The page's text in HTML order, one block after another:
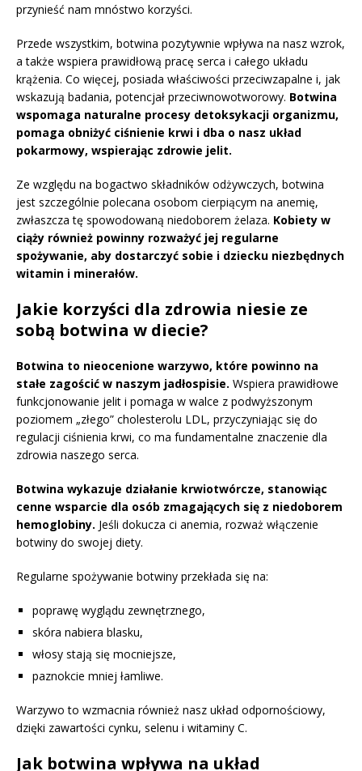
przynieść nam mnóstwo korzyści.
Przede wszystkim, botwina pozytywnie wpływa na nasz wzrok,
a także wspiera prawidłową pracę serca i całego układu
krążenia. Co więcej, posiada właściwości przeciwzapalne i, jak
wskazują badania, potencjał przeciwnowotworowy. Botwina
wspomaga naturalne procesy detoksykacji organizmu,
pomaga obniżyć ciśnienie krwi i dba o nasz układ
pokarmowy, wspierając zdrowie jelit.
Ze względu na bogactwo składników odżywczych, botwina
jest szczególnie polecana osobom cierpiącym na anemię,
zwłaszcza tę spowodowaną niedoborem żelaza. Kobiety w
ciąży również powinny rozważyć jej regularne
spożywanie, aby dostarczyć sobie i dziecku niezbędnych
witamin i minerałów.
Jakie korzyści dla zdrowia niesie ze
sobą botwina w diecie?
Botwina to nieocenione warzywo, które powinno na
stałe zagościć w naszym jadłospisie. Wspiera prawidłowe
funkcjonowanie jelit i pomaga w walce z podwyższonym
poziomem „złego” cholesterolu LDL, przyczyniając się do
regulacji ciśnienia krwi, co ma fundamentalne znaczenie dla
zdrowia naszego serca.
Botwina wykazuje działanie krwiotwórcze, stanowiąc
cenne wsparcie dla osób zmagających się z niedoborem
hemoglobiny. Jeśli dokucza ci anemia, rozważ włączenie
botwiny do swojej diety.
Regularne spożywanie botwiny przekłada się na:
poprawę wyglądu zewnętrznego,
skóra nabiera blasku,
włosy stają się mocniejsze,
paznokcie mniej łamliwe.
Warzywo to wzmacnia również nasz układ odpornościowy,
dzięki zawartości cynku, selenu i witaminy C.
Jak botwina wpływa na układ